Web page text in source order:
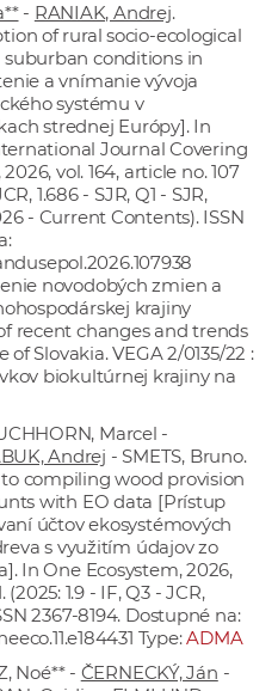
- RANIAK, Andrej.
of rural socio-ecological
conditions in
a vnímanie vývoja
systému v
strednej Európy]. In
Journal Covering
vol. 164, article no. 107
1.686 - SJR, Q1 - SJR,
- Current Contents). ISSN
novodobých zmien a
krajiny
recent changes and trends
Slovakia. VEGA 2/0135/22 :
biokultúrnej krajiny na
Marcel -
Andrej - SMETS, Bruno.
compiling wood provision
with EO data [Prístup
účtov ekosystémových
s využitím údajov zo
In One Ecosystem, 2026,
(2025: 1.9 - IF, Q3 - JCR,
2367-8194. Dostupné na:
Type:ADMA
Noé** - ČERNECKÝ, Ján -